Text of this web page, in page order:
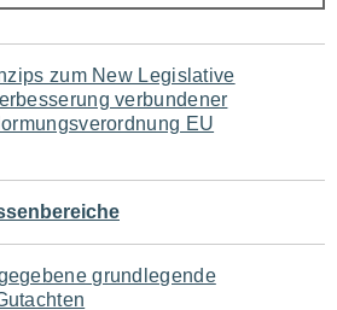
zum New Legislative
verbundener
EU
grundlegende